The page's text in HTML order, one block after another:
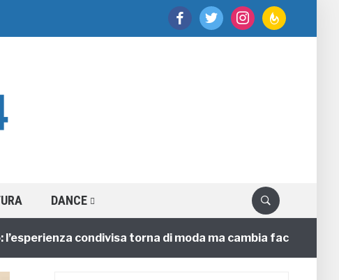
facebooktwitter instagramfeedburner
DANCE
condivisa torna di moda ma cambia faccia